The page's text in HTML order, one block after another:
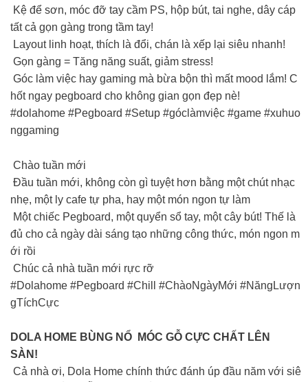
Kệ để sơn, móc đỡ tay cầm PS, hộp bút, tai nghe, dây cáp
tất cả gọn gàng trong tầm tay!
Layout linh hoạt, thích là đổi, chán là xếp lại siêu nhanh!
Gọn gàng = Tăng năng suất, giảm stress!
Góc làm việc hay gaming mà bừa bộn thì mất mood lắm! C
hốt ngay pegboard cho không gian gọn đẹp nè!
#dolahome #Pegboard #Setup #góclàmviệc #game #xuhuo
nggaming
Chào tuần mới
Đầu tuần mới, không còn gì tuyệt hơn bằng một chút nhạc
nhẹ, một ly cafe tự pha, hay một món ngon tự làm
Một chiếc Pegboard, một quyển sổ tay, một cây bút! Thế là
đủ cho cả ngày dài sáng tạo những công thức, món ngon m
ới rồi
Chúc cả nhà tuần mới rực rỡ
#Dolahome #Pegboard #Chill #ChàoNgàyMới #NăngLượn
gTíchCực
DOLA HOME BÙNG NỔ MÓC GỖ CỰC CHẤT LÊN
SÀN!
Cả nhà ơi, Dola Home chính thức đánh úp đầu năm với siê